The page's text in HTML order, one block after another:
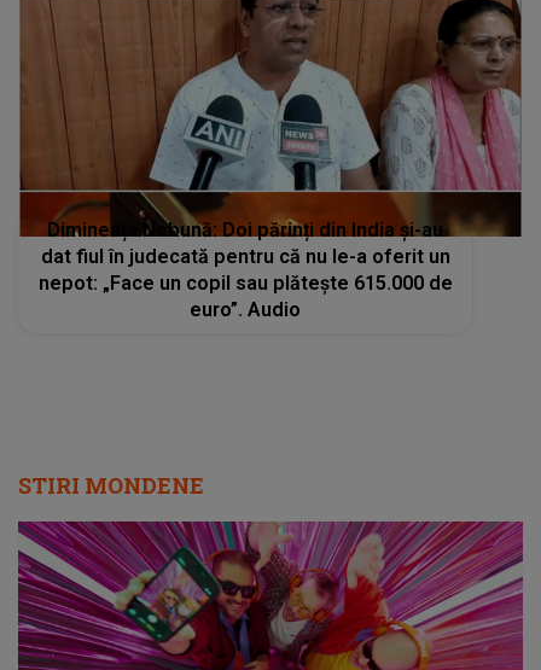
Dimineața Nebună: Doi părinți din India și-au
dat fiul în judecată pentru că nu le-a oferit un
nepot: „Face un copil sau plăteşte 615.000 de
euro”. Audio
STIRI MONDENE